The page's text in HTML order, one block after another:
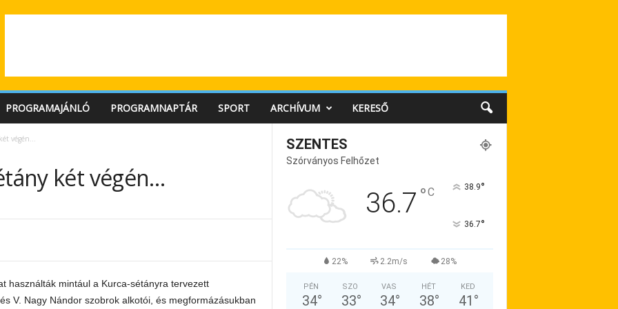
PROGRAMAJÁNLÓ PROGRAMNAPTÁR SPORT ARCHÍVUM KERESŐ
végén…
két végén…
használták mintául a Kurca-sétányra tervezett
V. Nagy Nándor szobrok alkotói, és megformázásukban
SZENTES
Szórványos Felhőzet
36.7 °C 38.9°
36.7°
22% 2.2m/s 28%
PÉN
34°
SZO
33°
VAS
34°
HÉT
38°
KED
41 °